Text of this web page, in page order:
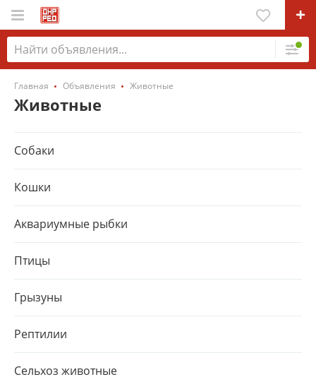
Главная Объявления Животные
Животные
Собаки
Кошки
Аквариумные рыбки
Птицы
Грызуны
Рептилии
Сельхоз животные